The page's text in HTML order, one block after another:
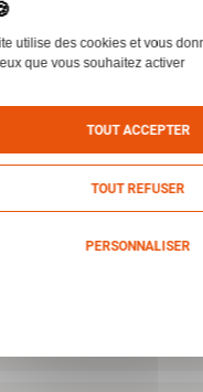
INT/EXT 12 **** CRIO OK-SS
INT/EXT 12 CYL CRIO OK-SS
BENELLI
CHOKE BENE INT/EXT
utilise des cookies et vous
que vous souhaitez activer
TOUT ACCEPTER
TOUT REFUSER
PERSONNALISER